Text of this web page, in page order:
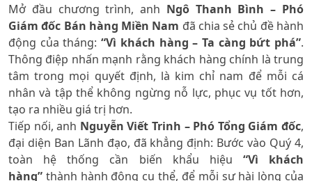
Mở đầu chương trình, anh Ngô Thanh Bình – Phó
Giám đốc Bán hàng Miền Nam đã chia sẻ chủ đề hành
động của tháng:“Vì khách hàng – Ta càng bứt phá”.
Thông điệp nhấn mạnh rằng khách hàng chính là trung
tâm trong mọi quyết định, là kim chỉ nam để mỗi cá
nhân và tập thể không ngừng nỗ lực, phục vụ tốt hơn,
tạo ra nhiều giá trị hơn.
Tiếp nối, anh Nguyễn Viết Trinh – Phó Tổng Giám đốc,
đại diện Ban Lãnh đạo, đã khẳng định: Bước vào Quý 4,
toàn hệ thống cần biến khẩu hiệu “Vì khách
hàng” thành hành động cụ thể, để mỗi sự hài lòng của